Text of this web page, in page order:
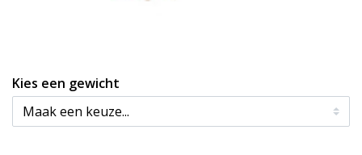
Kies een gewicht